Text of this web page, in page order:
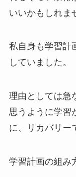
いいかもしれま
私自身も学習計
していました。
理由としては急
思うように学習
に、リカバリー
学習計画の組み